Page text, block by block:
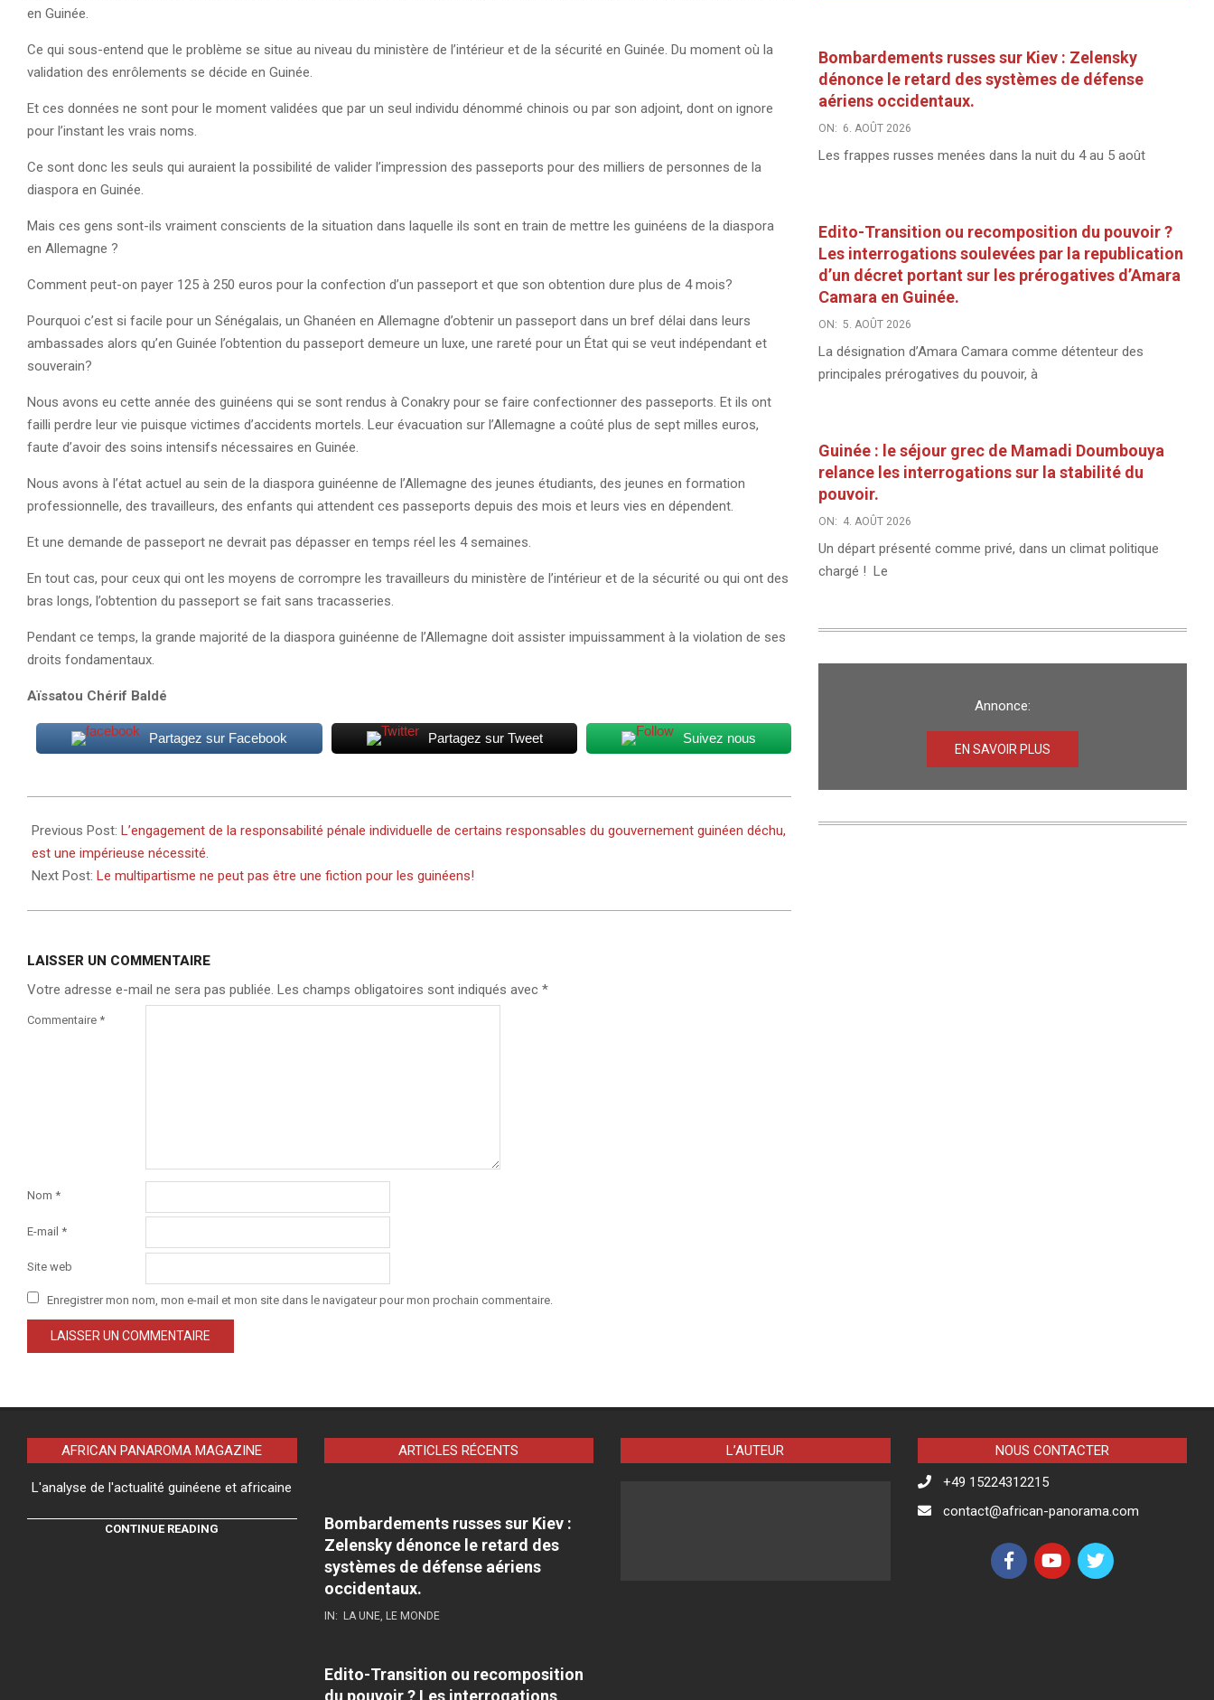
en Guinée.
Ce qui sous-entend que le problème se situe au niveau du ministère de l’intérieur et de la sécurité en Guinée. Du moment où la
validation des enrôlements se décide en Guinée.
Et ces données ne sont pour le moment validées que par un seul individu dénommé chinois ou par son adjoint, dont on ignore
pour l’instant les vrais noms.
Ce sont donc les seuls qui auraient la possibilité de valider l’impression des passeports pour des milliers de personnes de la
diaspora en Guinée.
Mais ces gens sont-ils vraiment conscients de la situation dans laquelle ils sont en train de mettre les guinéens de la diaspora
en Allemagne ?
Comment peut-on payer 125 à 250 euros pour la confection d’un passeport et que son obtention dure plus de 4 mois?
Pourquoi c’est si facile pour un Sénégalais, un Ghanéen en Allemagne d’obtenir un passeport dans un bref délai dans leurs
ambassades alors qu’en Guinée l’obtention du passeport demeure un luxe, une rareté pour un État qui se veut indépendant et
souverain?
Nous avons eu cette année des guinéens qui se sont rendus à Conakry pour se faire confectionner des passeports. Et ils ont
failli perdre leur vie puisque victimes d’accidents mortels. Leur évacuation sur l’Allemagne a coûté plus de sept milles euros,
faute d’avoir des soins intensifs nécessaires en Guinée.
Nous avons à l’état actuel au sein de la diaspora guinéenne de l’Allemagne des jeunes étudiants, des jeunes en formation
professionnelle, des travailleurs, des enfants qui attendent ces passeports depuis des mois et leurs vies en dépendent.
Et une demande de passeport ne devrait pas dépasser en temps réel les 4 semaines.
En tout cas, pour ceux qui ont les moyens de corrompre les travailleurs du ministère de l’intérieur et de la sécurité ou qui ont des
bras longs, l’obtention du passeport se fait sans tracasseries.
Pendant ce temps, la grande majorité de la diaspora guinéenne de l’Allemagne doit assister impuissamment à la violation de ses
droits fondamentaux.
Aïssatou Chérif Baldé
Partagez sur Facebook Partagez sur Tweet Suivez nous
10-
18
Previous Post: L’engagement de la responsabilité pénale individuelle de certains responsables du gouvernement guinéen déchu,
est une impérieuse nécessité.
Next Post: Le multipartisme ne peut pas être une fiction pour les guinéens!
LAISSER UN COMMENTAIRE
Votre adresse e-mail ne sera pas publiée. Les champs obligatoires sont indiqués avec *
Commentaire *
Nom *
E-mail *
Site web
Enregistrer mon nom, mon e-mail et mon site dans le navigateur pour mon prochain commentaire.
Bombardements russes sur Kiev : Zelensky
dénonce le retard des systèmes de défense
aériens occidentaux.
ON: 6. AOÛT 2026
Les frappes russes menées dans la nuit du 4 au 5 août
Edito-Transition ou recomposition du pouvoir ?
Les interrogations soulevées par la republication
d’un décret portant sur les prérogatives d’Amara
Camara en Guinée.
ON: 5. AOÛT 2026
La désignation d’Amara Camara comme détenteur des
principales prérogatives du pouvoir, à
Guinée : le séjour grec de Mamadi Doumbouya
relance les interrogations sur la stabilité du
pouvoir.
ON: 4. AOÛT 2026
Un départ présenté comme privé, dans un climat politique
chargé ! Le
Annonce:
EN SAVOIR PLUS
AFRICAN PANAROMA MAGAZINE
L'analyse de l'actualité guinéene et africaine
CONTINUE READING
ARTICLES RÉCENTS
Bombardements russes sur Kiev :
Zelensky dénonce le retard des
systèmes de défense aériens
occidentaux.
IN: LA UNE, LE MONDE
Edito-Transition ou recomposition
du pouvoir ? Les interrogations
L’AUTEUR
NOUS CONTACTER
+49 15224312215
contact@african-panorama.com